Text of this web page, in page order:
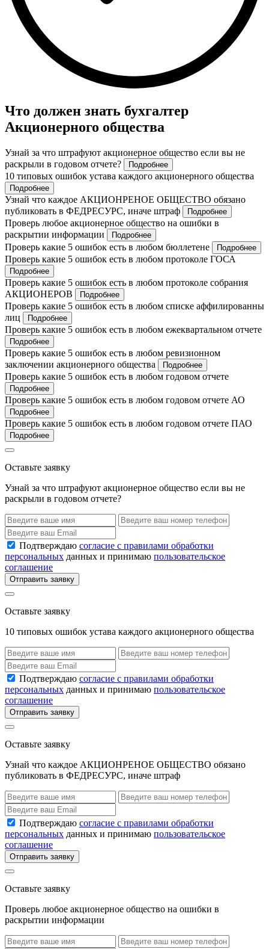
Что должен знать бухгалтер
Акционерного общества
Узнай за что штрафуют акционерное общество если вы не
раскрыли в годовом отчете?
Подробнее
10 типовых ошибок устава каждого акционерного общества
Подробнее
Узнай что каждое АКЦИОНРЕНОЕ ОБЩЕСТВО обязано
публиковать в ФЕДРЕСУРС, иначе штраф
Подробнее
Проверь любое акционерное общество на ошибки в
раскрытии информации
Подробнее
Проверь какие 5 ошибок есть в любом бюллетене Подробнее
Проверь какие 5 ошибок есть в любом протоколе ГОСА
Подробнее
Проверь какие 5 ошибок есть в любом протоколе собрания
АКЦИОНЕРОВ
Подробнее
Проверь какие 5 ошибок есть в любом списке аффилированны
лиц
Подробнее
Проверь какие 5 ошибок есть в любом ежеквартальном отчете
Подробнее
Проверь какие 5 ошибок есть в любом ревизионном
заключении акционерного общества
Подробнее
Проверь какие 5 ошибок есть в любом годовом отчете
Подробнее
Проверь какие 5 ошибок есть в любом годовом отчете АО
Подробнее
Проверь какие 5 ошибок есть в любом годовом отчете ПАО
Подробнее
Оставьте заявку
Узнай за что штрафуют акционерное общество если вы не
раскрыли в годовом отчете?
Подтверждаю согласие с правилами обработки
персональных данных и принимаю пользовательское
соглашение
Отправить заявку
Оставьте заявку
10 типовых ошибок устава каждого акционерного общества
Подтверждаю согласие с правилами обработки
персональных данных и принимаю пользовательское
соглашение
Отправить заявку
Оставьте заявку
Узнай что каждое АКЦИОНРЕНОЕ ОБЩЕСТВО обязано
публиковать в ФЕДРЕСУРС, иначе штраф
Подтверждаю согласие с правилами обработки
персональных данных и принимаю пользовательское
соглашение
Отправить заявку
Оставьте заявку
Проверь любое акционерное общество на ошибки в
раскрытии информации